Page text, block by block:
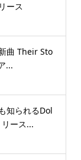
ース
曲 Their Sto
...
知られるDol
ース...